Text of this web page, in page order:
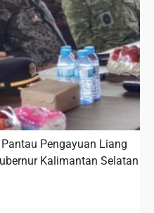
Pengayuan Liang
Kalimantan Selatan